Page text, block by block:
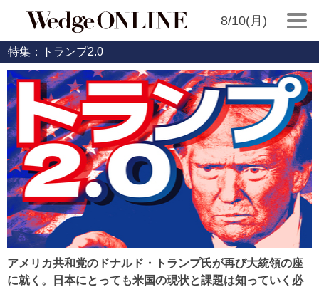
8/10(月)
特集：トランプ2.0
アメリカ共和党のドナルド・トランプ氏が再び大統領の座
に就く。日本にとっても米国の現状と課題は知っていく必